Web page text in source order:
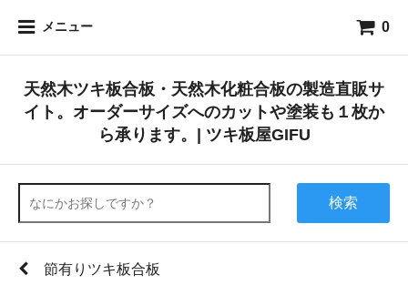
メニュー 0
天然木ツキ板合板・天然木化粧合板の製造直販サ
イト。オーダーサイズへのカットや塗装も１枚か
ら承ります。| ツキ板屋GIFU
検索
節有りツキ板合板